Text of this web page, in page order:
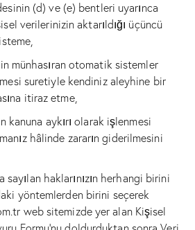
(d) ve (e) bentleri uyarınca
verilerinizin aktarıldığı üçüncü
otomatik sistemler
suretiyle kendiniz aleyhine bir
itiraz etme,
aykırı olarak işlenmesi
hâlinde zararın giderilmesini
sayılan haklarınızın herhangi birini
yöntemlerden birini seçerek
web sitemizde yer alan Kişisel